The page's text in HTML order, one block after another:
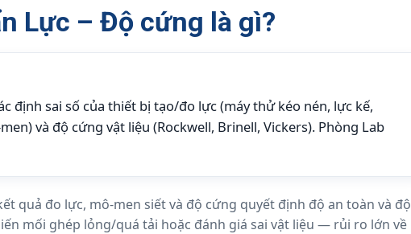
Lực – Độ cứng là gì?
định sai số của thiết bị tạo/đo lực (máy thử kéo nén, lực kế,
và độ cứng vật liệu (Rockwell, Brinell, Vickers). Phòng Lab
quả đo lực, mô-men siết và độ cứng quyết định độ an toàn và độ
mối ghép lỏng/quá tải hoặc đánh giá sai vật liệu — rủi ro lớn về